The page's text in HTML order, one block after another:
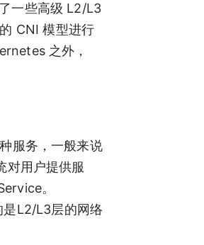
一些高级 L2/L3
CNI 模型进行
之外，
服务，一般来说
对用户提供服
。
L2/L3层的网络